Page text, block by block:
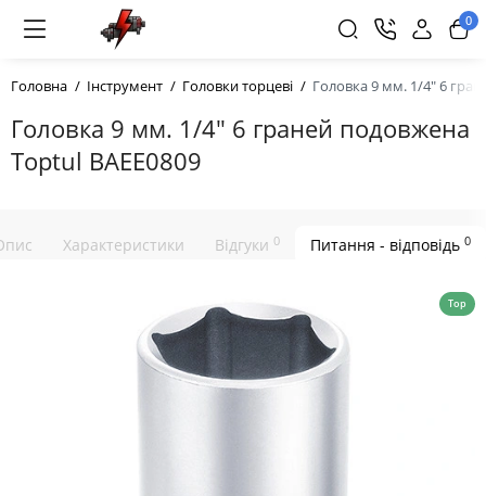
0
Головна Інструмент Головки торцеві Головка 9 мм. 1/4" 6
Головка 9 мм. 1/4" 6 граней подовжена
Toptul BAEE0809
Характеристики Відгуки 0 Питання - відповідь 0
Top